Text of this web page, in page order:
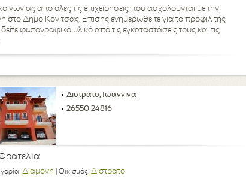
από όλες τις επιχειρήσεις που ασχολούνται με την
στο Δήμο Κόνιτσας. Επίσης ενημερωθείτε για το προφίλ της
φωτογραφικό υλικό από τις εγκαταστάσεις τους και τις
Δίστρατο, Ιωάννινα
26550 24816
Διαμονή | Οικισμός: Δίστρατο